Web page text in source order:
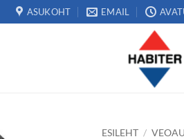
ASUKOHT EMAIL
ESILEHT /